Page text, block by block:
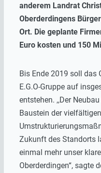
anderem Landrat
Oberderdingens
Ort. Die geplante
Euro kosten und 150
Bis Ende 2019 soll das
E.G.O-Gruppe auf
entstehen. ,,Der
Baustein der vielfältigen
Zukunft des Standorts
einmal mehr unser
Oberderdingen“, sagte